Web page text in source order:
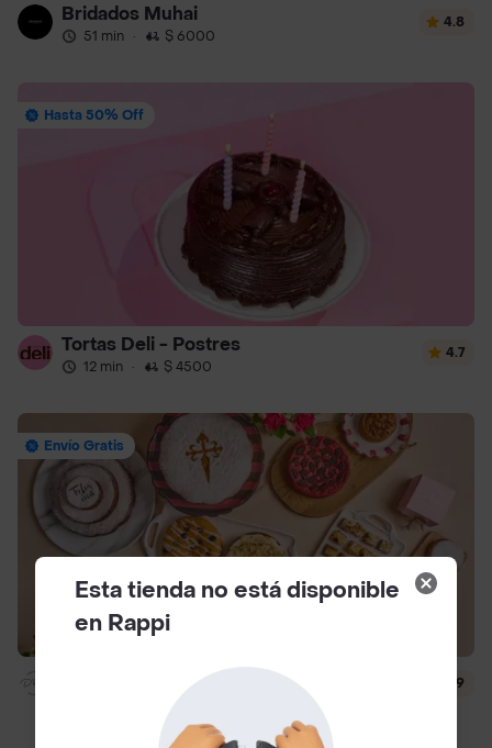
Bridados Muhai
51 min · $ 6000
4.8
Hasta 50% Off
Tortas Deli - Postres
12 min · $ 4500
4.7
Envío Gratis
Dlili By Liliana Arango
$ 4500
4.9
Esta tienda no está disponible
en Rappi